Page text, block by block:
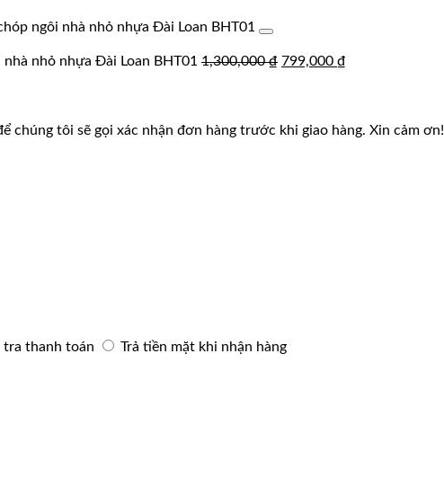
ngôi nhà nhỏ nhựa Đài Loan BHT01
nhỏ nhựa Đài Loan BHT01 1,300,000₫ Giá
799,000 ₫
799,000 ₫.
chúng tôi sẽ gọi xác nhận đơn hàng trước khi giao hàng. Xin cảm ơn!
tra thanh toán
Trả tiền mặt khi nhận hàng